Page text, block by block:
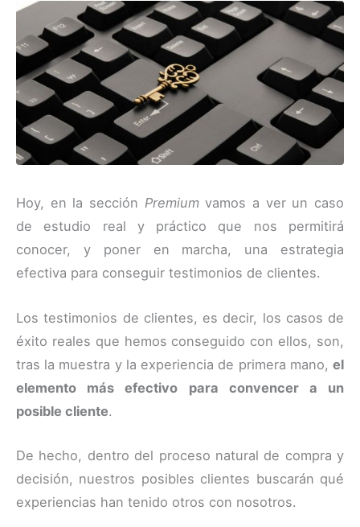
Hoy, en la sección Premiumvamos a ver un caso
de estudio real y práctico que nos permitirá
conocer, y poner en marcha, una estrategia
efectiva para conseguir testimonios de clientes.
Los testimonios de clientes, es decir, los casos de
éxito reales que hemos conseguido con ellos, son,
tras la muestra y la experiencia de primera mano, el
elemento más efectivo para convencer a un
posible cliente.
De hecho, dentro del proceso natural de compra y
decisión, nuestros posibles clientes buscarán qué
experiencias han tenido otros con nosotros.